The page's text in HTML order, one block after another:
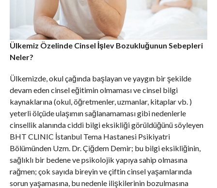
Ülkemiz Özelinde Cinsel İşlev Bozukluğunun Sebepleri
Neler?
Ülkemizde, okul çağında başlayan ve yaygın bir şekilde
devam eden cinsel eğitimin olmaması ve cinsel bilgi
kaynaklarına (okul, öğretmenler, uzmanlar, kitaplar vb. )
yeterli ölçüde ulaşımın sağlanamaması gibi nedenlerle
cinsellik alanında ciddi bilgi eksikliği görüldüğünü söyleyen
BHT CLINIC İstanbul Tema Hastanesi Psikiyatri
Bölümünden Uzm. Dr. Çiğdem Demir; bu bilgi eksikliğinin,
sağlıklı bir bedene ve psikolojik yapıya sahip olmasına
rağmen; çok sayıda bireyin ve çiftin cinsel yaşamlarında
sorun yaşamasına, bu nedenle ilişkilerinin bozulmasına